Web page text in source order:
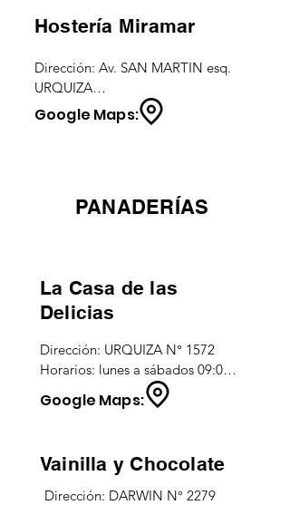
Hostería Miramar
Dirección: Av. SAN MARTIN esq.
URQUIZA
CEL.: (02966) 78-4802
Horarios: todos los dias de 15.00 a
Google Maps:
PANADERÍAS
Dirección: URQUIZA N° 1572
Horarios: lunes a sábados 09:00
a 22:00hs. Domingos 11:00 a
22:00hs.
Google Maps:
Vainilla y Chocolate
La Casa de las
Delicias
Dirección: DARWIN N° 2279